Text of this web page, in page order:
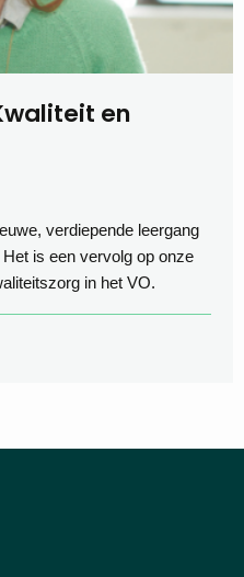
en
verdiepende leergang
is een vervolg op onze
in het VO.